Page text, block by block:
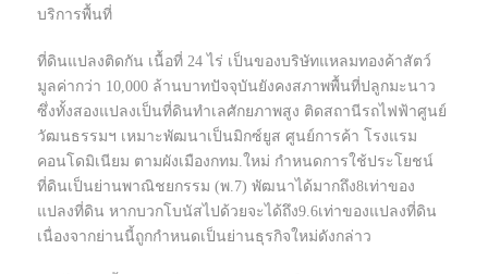
บริการพื้นที่
ที่ดินแปลงติดกัน เนื้อที่ 24 ไร่ เป็นของบริษัทแหลมทองค้าสัตว์
มูลค่ากว่า 10,000 ล้านบาทปัจจุบันยังคงสภาพพื้นที่ปลูกมะนาว
ซึ่งทั้งสองแปลงเป็นที่ดินทำเลศักยภาพสูง ติดสถานีรถไฟฟ้าศูนย์
วัฒนธรรมฯ เหมาะพัฒนาเป็นมิกซ์ยูส ศูนย์การค้า โรงแรม
คอนโดมิเนียม ตามผังเมืองกทม.ใหม่ กำหนดการใช้ประโยชน์
ที่ดินเป็นย่านพาณิชยกรรม (พ.7) พัฒนาได้มากถึง8เท่าของ
แปลงที่ดิน หากบวกโบนัสไปด้วยจะได้ถึง9.6เท่าของแปลงที่ดิน
เนื่องจากย่านนี้ถูกกำหนดเป็นย่านธุรกิจใหม่ดังกล่าว